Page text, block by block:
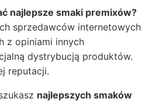
najlepsze smaki premixów?
sprzedawców internetowych
z opiniami innych
dystrybucją produktów.
reputacji.
najlepszych smaków